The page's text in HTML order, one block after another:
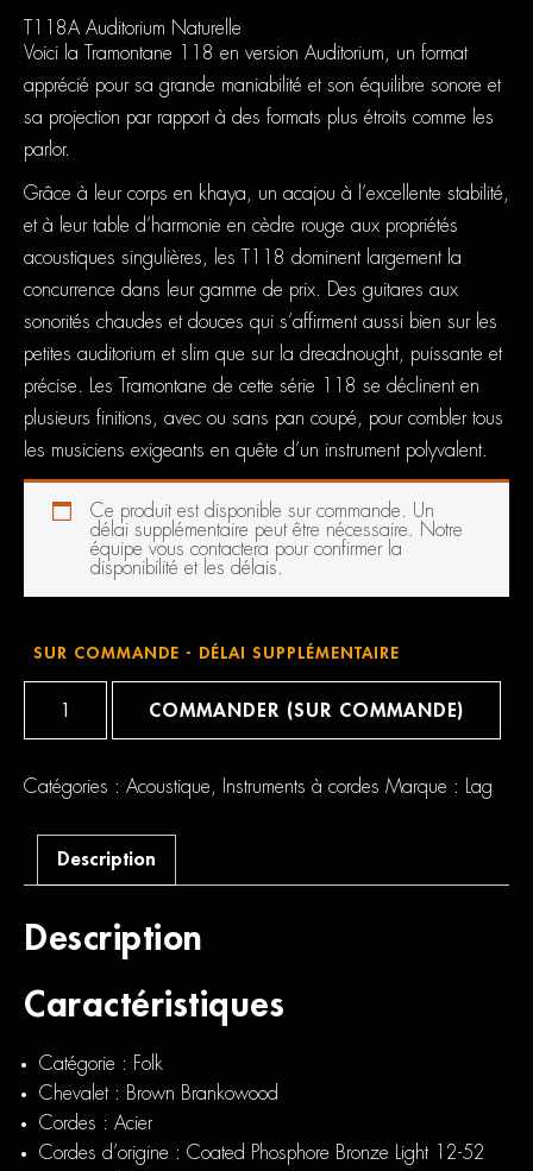
T118A Auditorium Naturelle
Voici la Tramontane 118 en version Auditorium, un format
apprécié pour sa grande maniabilité et son équilibre sonore et
sa projection par rapport à des formats plus étroits comme les
parlor.
Grâce à leur corps en khaya, un acajou à l’excellente stabilité,
et à leur table d’harmonie en cèdre rouge aux propriétés
acoustiques singulières, les T118 dominent largement la
concurrence dans leur gamme de prix. Des guitares aux
sonorités chaudes et douces qui s’affirment aussi bien sur les
petites auditorium et slim que sur la dreadnought, puissante et
précise. Les Tramontane de cette série 118 se déclinent en
plusieurs finitions, avec ou sans pan coupé, pour combler tous
les musiciens exigeants en quête d’un instrument polyvalent.
Ce produit est disponible sur commande. Un
délai supplémentaire peut être nécessaire. Notre
équipe vous contactera pour confirmer la
disponibilité et les délais.
SUR COMMANDE - DÉLAI SUPPLÉMENTAIRE
Auditorium
Naturelle
COMMANDER (SUR COMMANDE)
Catégories : Acoustique Instruments à cordes Marque : Lag
Description
Description
Caractéristiques
Catégorie : Folk
Chevalet : Brown Brankowood
Cordes : Acier
Cordes d’origine : Coated Phosphore Bronze Light 12-52